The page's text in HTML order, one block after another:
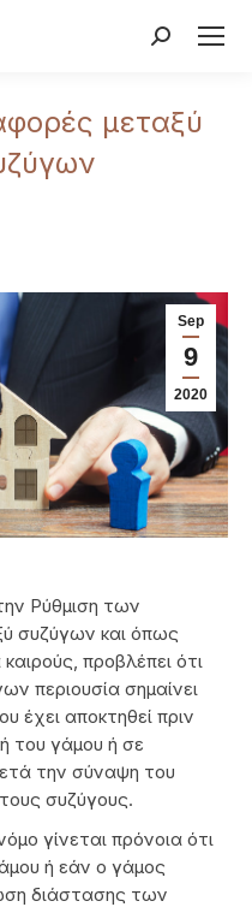
Search:
μεταξύ
Sep
9
2020
Ρύθμιση των
συζύγων και όπως
προβλέπει ότι
περιουσία σημαίνει
έχει αποκτηθεί πριν
του γάμου ή σε
την σύναψη του
συζύγους.
γίνεται πρόνοια ότι
ή εάν ο γάμος
διάστασης των